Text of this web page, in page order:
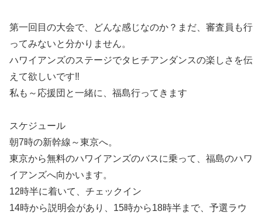
第一回目の大会で、どんな感じなのか？まだ、審査員も行
ってみないと分かりません。
ハワイアンズのステージでタヒチアンダンスの楽しさを伝
えて欲しいです‼
私も～応援団と一緒に、福島行ってきます
スケジュール
朝7時の新幹線～東京へ。
東京から無料のハワイアンズのバスに乗って、福島のハワ
イアンズへ向かいます。
12時半に着いて、チェックイン
14時から説明会があり、15時から18時半まで、予選ラウ